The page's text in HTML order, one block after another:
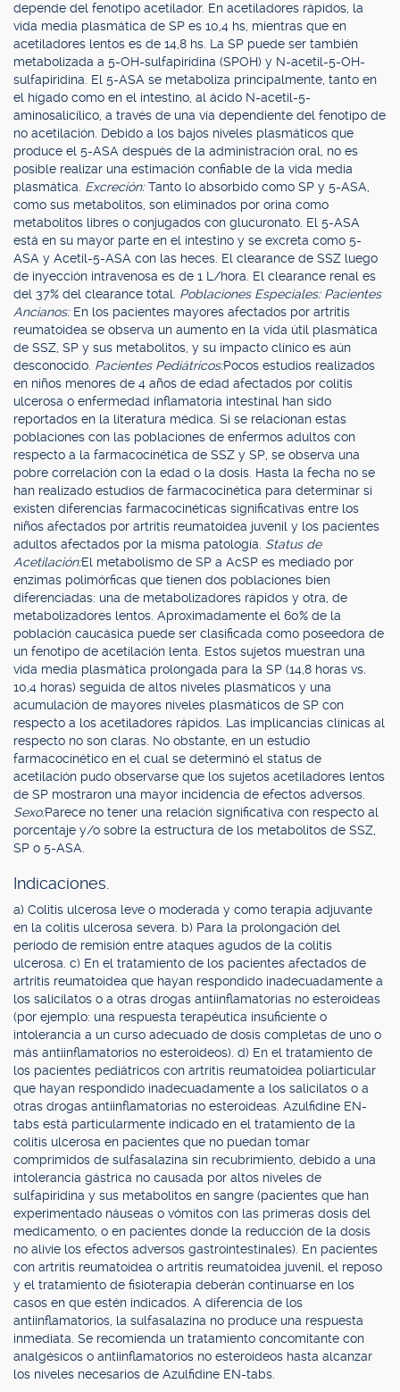
depende del fenotipo acetilador. En acetiladores rápidos, la
vida media plasmática de SP es 10,4 hs, mientras que en
acetiladores lentos es de 14,8 hs. La SP puede ser también
metabolizada a 5-OH-sulfapiridina (SPOH) y N-acetil-5-OH-
sulfapiridina. El 5-ASA se metaboliza principalmente, tanto en
el hígado como en el intestino, al ácido N-acetil-5-
aminosalicílico, a través de una vía dependiente del fenotipo de
no acetilación. Debido a los bajos niveles plasmáticos que
produce el 5-ASA después de la administración oral, no es
posible realizar una estimación confiable de la vida media
plasmática. Excreción:Tanto lo absorbido como SP y 5-ASA,
como sus metabolitos, son eliminados por orina como
metabolitos libres o conjugados con glucuronato. El 5-ASA
está en su mayor parte en el intestino y se excreta como 5-
ASA y Acetil-5-ASA con las heces. El clearance de SSZ luego
de inyección intravenosa es de 1 L/hora. El clearance renal es
del 37% del clearance total. Poblaciones Especiales: Pacientes
Ancianos: En los pacientes mayores afectados por artritis
reumatoidea se observa un aumento en la vida útil plasmática
de SSZ, SP y sus metabolitos, y su impacto clínico es aún
desconocido. Pacientes Pediátricos:Pocos estudios realizados
en niños menores de 4 años de edad afectados por colitis
ulcerosa o enfermedad inflamatoria intestinal han sido
reportados en la literatura médica. Si se relacionan estas
poblaciones con las poblaciones de enfermos adultos con
respecto a la farmacocinética de SSZ y SP, se observa una
pobre correlación con la edad o la dosis. Hasta la fecha no se
han realizado estudios de farmacocinética para determinar si
existen diferencias farmacocinéticas significativas entre los
niños afectados por artritis reumatoidea juvenil y los pacientes
adultos afectados por la misma patología. Status de
Acetilación:El metabolismo de SP a AcSP es mediado por
enzimas polimórficas que tienen dos poblaciones bien
diferenciadas: una de metabolizadores rápidos y otra, de
metabolizadores lentos. Aproximadamente el 60% de la
población caucásica puede ser clasificada como poseedora de
un fenotipo de acetilación lenta. Estos sujetos muestran una
vida media plasmática prolongada para la SP (14,8 horas vs.
10,4 horas) seguida de altos niveles plasmáticos y una
acumulación de mayores niveles plasmáticos de SP con
respecto a los acetiladores rápidos. Las implicancias clínicas al
respecto no son claras. No obstante, en un estudio
farmacocinético en el cual se determinó el status de
acetilación pudo observarse que los sujetos acetiladores lentos
de SP mostraron una mayor incidencia de efectos adversos.
Sexo:Parece no tener una relación significativa con respecto al
porcentaje y/o sobre la estructura de los metabolitos de SSZ,
SP o 5-ASA.
Indicaciones.
a) Colitis ulcerosa leve o moderada y como terapia adjuvante
en la colitis ulcerosa severa. b) Para la prolongación del
período de remisión entre ataques agudos de la colitis
ulcerosa. c) En el tratamiento de los pacientes afectados de
artritis reumatoidea que hayan respondido inadecuadamente a
los salicilatos o a otras drogas antiinflamatorias no esteroideas
(por ejemplo: una respuesta terapéutica insuficiente o
intolerancia a un curso adecuado de dosis completas de uno o
más antiinflamatorios no esteroideos). d) En el tratamiento de
los pacientes pediátricos con artritis reumatoidea poliarticular
que hayan respondido inadecuadamente a los salicilatos o a
otras drogas antiinflamatorias no esteroideas. Azulfidine EN-
tabs está particularmente indicado en el tratamiento de la
colitis ulcerosa en pacientes que no puedan tomar
comprimidos de sulfasalazina sin recubrimiento, debido a una
intolerancia gástrica no causada por altos niveles de
sulfapiridina y sus metabolitos en sangre (pacientes que han
experimentado náuseas o vómitos con las primeras dosis del
medicamento, o en pacientes donde la reducción de la dosis
no alivie los efectos adversos gastrointestinales). En pacientes
con artritis reumatoidea o artritis reumatoidea juvenil, el reposo
y el tratamiento de fisioterapia deberán continuarse en los
casos en que estén indicados. A diferencia de los
antiinflamatorios, la sulfasalazina no produce una respuesta
inmediata. Se recomienda un tratamiento concomitante con
analgésicos o antiinflamatorios no esteroideos hasta alcanzar
los niveles necesarios de Azulfidine EN-tabs.